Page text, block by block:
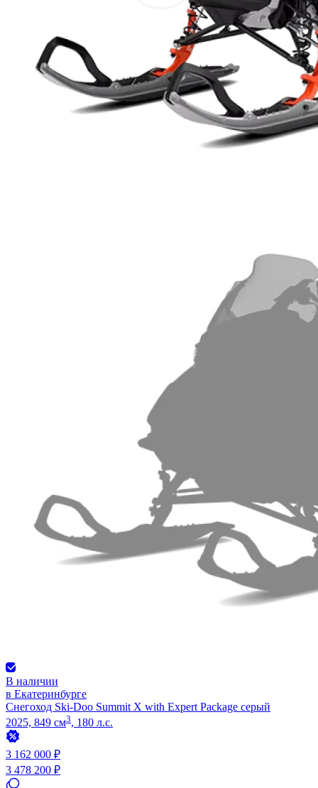
В наличии
в Екатеринбурге
Снегоход Ski-Doo Summit X with Expert Package серый
2025, 849 см3, 180 л.с.
3 162 000 ₽
3 478 200 ₽